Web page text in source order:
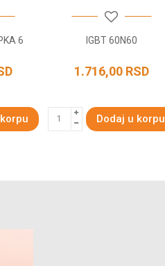
6
IGBT 60N60
1.716,00 RSD
Dodaj u korpu